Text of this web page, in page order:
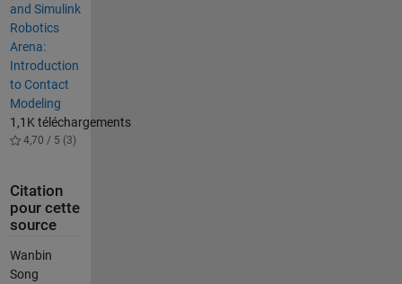
and Simulink
Robotics
Arena:
Introduction
to Contact
Modeling
1,1K téléchargements
4,70 / 5 (3)
Citation
pour cette
source
Wanbin
Song